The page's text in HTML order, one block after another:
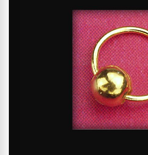
Weihnachtsmarkt anzeigen
Gel anzeigen